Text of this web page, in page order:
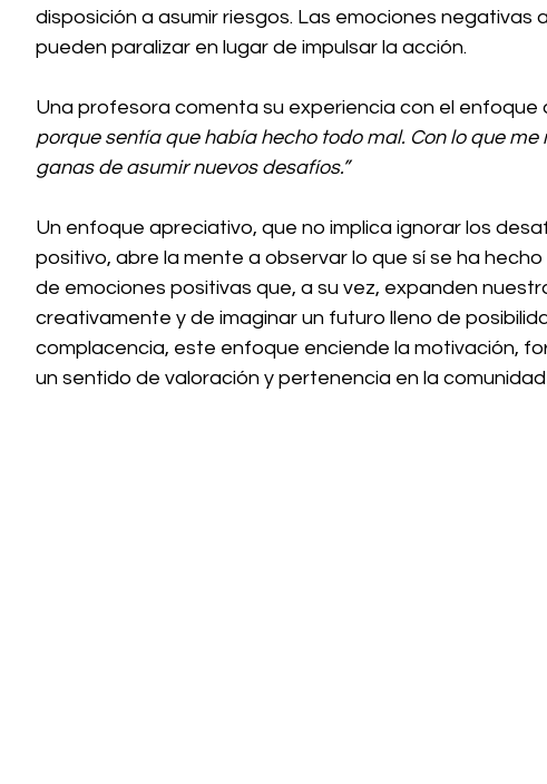
disposición a asumir riesgos. Las emociones
pueden paralizar en lugar de impulsar la acción.
Una profesora comenta su experiencia con el enfoque
porque sentía que había hecho todo mal. Con lo que me
ganas de asumir nuevos desafíos.”
Un enfoque apreciativo, que no implica ignorar los
positivo, abre la mente a observar lo que sí se ha
de emociones positivas que, a su vez, expanden
creativamente y de imaginar un futuro lleno de
complacencia, este enfoque enciende la motivación,
un sentido de valoración y pertenencia en la